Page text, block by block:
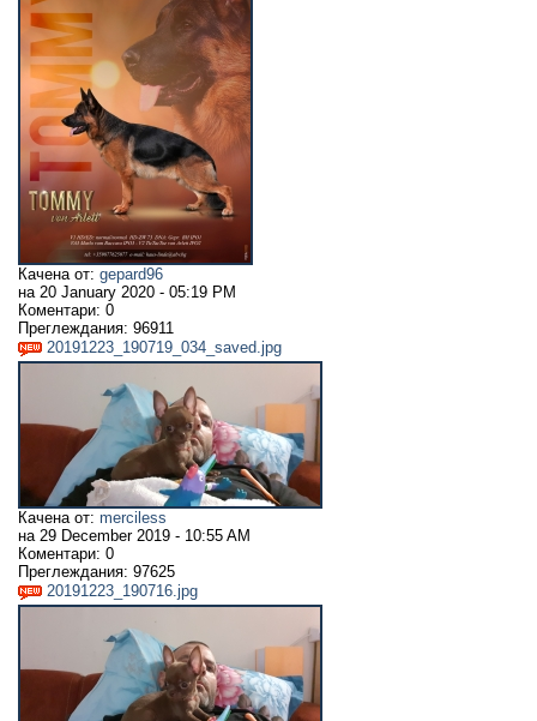
Качена от: gepard96
на 20 January 2020 - 05:19 PM
Коментари: 0
Преглеждания: 96911
20191223_190719_034_saved.jpg
Качена от: merciless
на 29 December 2019 - 10:55 AM
Коментари: 0
Преглеждания: 97625
20191223_190716.jpg